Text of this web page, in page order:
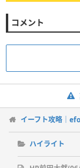
コメント
イーフト攻略｜
ハイライト